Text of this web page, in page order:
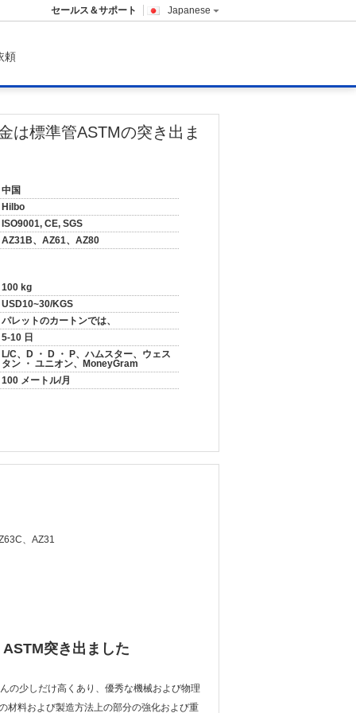
Japanese
セールス＆サポート
頼
は標準管ASTMの突き出ま
中国
Hilbo
ISO9001, CE, SGS
AZ31B、AZ61、AZ80
100 kg
USD10~30/KGS
パレットのカートンでは、
5-10 日
L/C、D ・ D ・ P、ハムスター、ウェス
タン ・ ユニオン、MoneyGram
100 メートル/月
、AZ31
突き出ました
の少しだけ高くあり、優秀な機械および物理
材料および製造方法上の部分の強化および重